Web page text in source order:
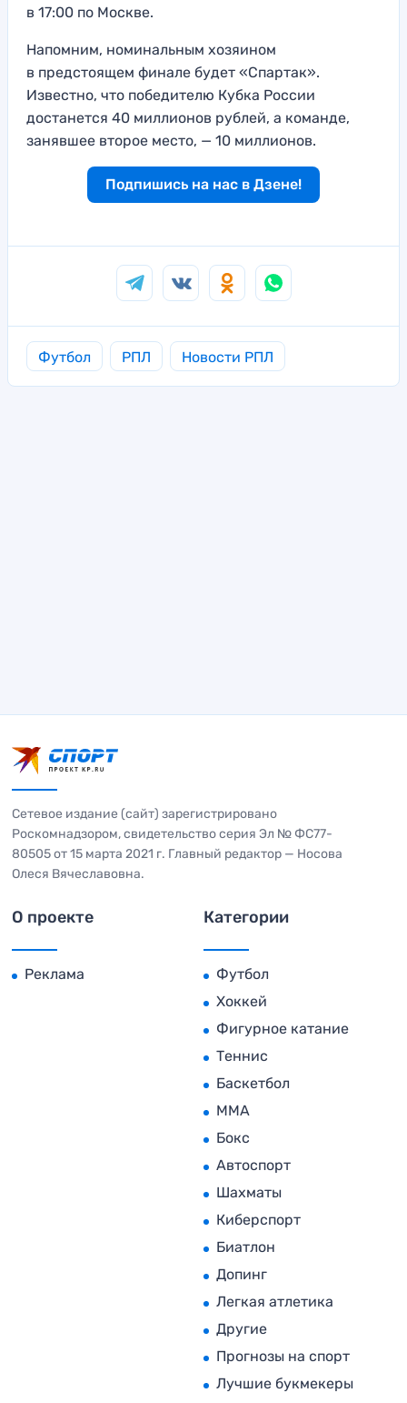
в 17:00 по Москве.
Напомним, номинальным хозяином
в предстоящем финале будет «Спартак».
Известно, что победителю Кубка России
достанется 40 миллионов рублей, а команде,
занявшее второе место, — 10 миллионов.
Подпишись на нас в Дзене!
Футбол РПЛ Новости РПЛ
Сетевое издание (сайт) зарегистрировано
Роскомнадзором, свидетельство серия Эл № ФС77-
80505 от 15 марта 2021 г. Главный редактор — Носова
Олеся Вячеславовна.
О проекте
Реклама
Категории
Футбол
Хоккей
Фигурное катание
Теннис
Баскетбол
MMA
Бокс
Автоспорт
Шахматы
Киберспорт
Биатлон
Допинг
Легкая атлетика
Другие
Прогнозы на спорт
Лучшие букмекеры